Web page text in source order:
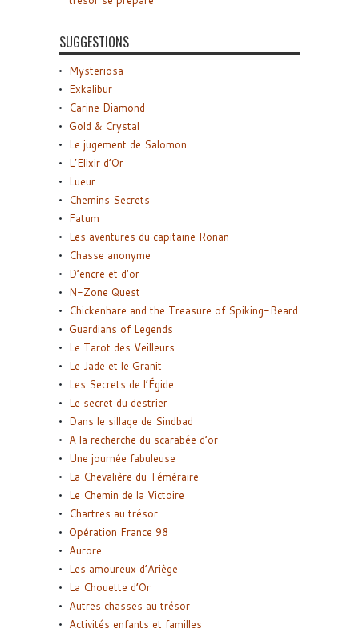
SUGGESTIONS
Mysteriosa
Exkalibur
Carine Diamond
Gold & Crystal
Le jugement de Salomon
L’Elixir d’Or
Lueur
Chemins Secrets
Fatum
Les aventures du capitaine Ronan
Chasse anonyme
D’encre et d’or
N-Zone Quest
Chickenhare and the Treasure of Spiking-Beard
Guardians of Legends
Le Tarot des Veilleurs
Le Jade et le Granit
Les Secrets de l’Égide
Le secret du destrier
Dans le sillage de Sindbad
A la recherche du scarabée d’or
Une journée fabuleuse
La Chevalière du Téméraire
Le Chemin de la Victoire
Chartres au trésor
Opération France 98
Aurore
Les amoureux d’Ariège
La Chouette d’Or
Autres chasses au trésor
Activités enfants et familles